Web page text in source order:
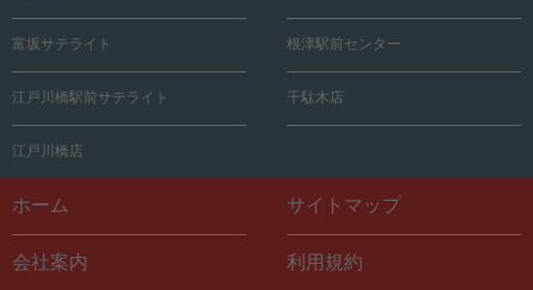
富坂サテライト 根津駅前センター
江戸川橋駅前サテライト 千駄木店
江戸川橋店
ホーム サイトマップ
会社案内 利用規約